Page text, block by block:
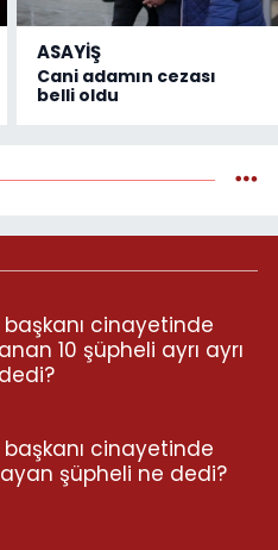
ASAYİŞ
Cani adamın cezası
belli oldu
başkanı cinayetinde
10 şüpheli ayrı ayrı
başkanı cinayetinde
şüpheli ne dedi?